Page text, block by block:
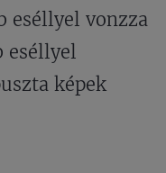
eséllyel vonzza
eséllyel
képek